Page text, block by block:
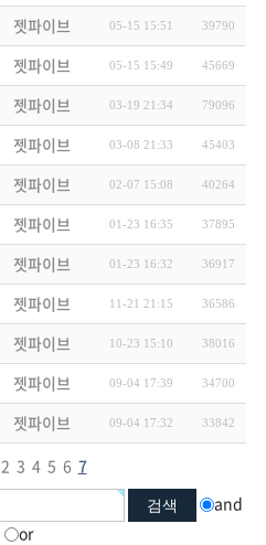
프로젝트 ZCMS 납품
젯파이브 05-15 15:51 39790
프로젝트 ZCMS 납품
젯파이브 05-15 15:49 45669
약 체결
젯파이브 03-19 21:34 79096
원센터 프로젝트 ZCMS 납품 수주
젯파이브 03-08 21:33 45403
완료
젯파이브 02-07 15:08 40264
축용역 수주
젯파이브 01-23 16:35 37895
트 ZCMS 솔루션 납품 수주
젯파이브 01-23 16:32 36917
프로젝트 수주
젯파이브 11-21 21:15 36586
및 공통컴퍼넌트2 개발자 실무교육 과
젯파이브 10-23 15:10 38016
솔루션 납품 계약 수주
젯파이브 09-04 17:39 34700
품 재개 안내
젯파이브 09-04 17:32 33842
2 3 4 5 6 7
and
or